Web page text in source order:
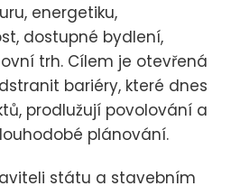
energetiku,
dostupné bydlení,
trh. Cílem je otevřená
bariéry, které dnes
prodlužují povolování a
plánování.
státu a stavebním